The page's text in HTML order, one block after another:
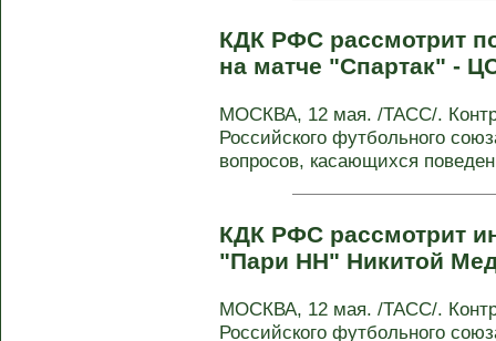
КДК РФС рассмотрит
на матче "Спартак" -
МОСКВА, 12 мая. /ТАСС/.
Российского футбольного
вопросов, касающихся
КДК РФС рассмотрит
"Пари НН" Никитой
МОСКВА, 12 мая. /ТАСС/.
Российского футбольного